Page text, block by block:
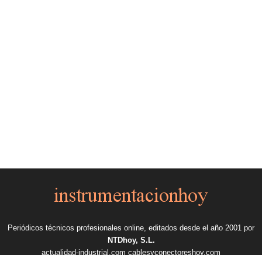
Periódicos técnicos profesionales online, editados desde el año 2001 por
NTDhoy, S.L.
actualidad-industrial.com cablesyconectoreshoy.com